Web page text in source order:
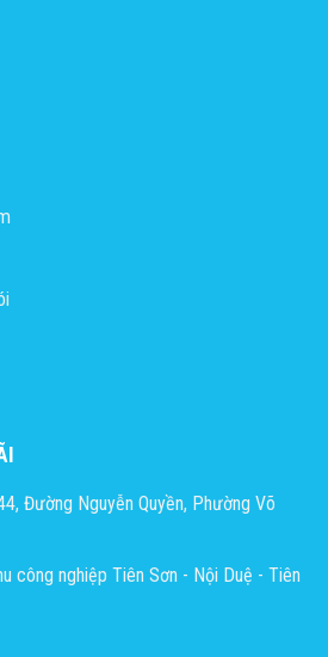
Đường Nguyễn Quyền, Phường Võ
công nghiệp Tiên Sơn - Nội Duệ - Tiên